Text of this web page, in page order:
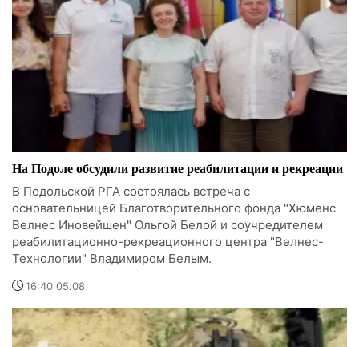
На Подоле обсудили развитие реабилитации и рекреации
В Подольской РГА состоялась встреча с
основательницей Благотворительного фонда "Хюменс
Велнес Иновейшен" Ольгой Белой и соучредителем
реабилитационно-рекреационного центра "Велнес-
Технологии" Владимиром Белым.
16:40 05.08